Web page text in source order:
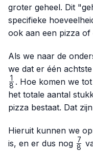
groter geheel. Dit
specifieke
ook aan een pizza of
Als we naar de
we dat er één
8
1 . Hoe komen we
het totale aantal
pizza bestaat. Dat
Hieruit kunnen we
is, en er dus nog 8
7